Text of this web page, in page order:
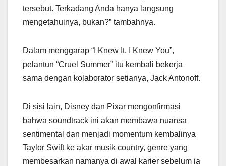
tersebut. Terkadang Anda hanya langsung
mengetahuinya, bukan?” tambahnya.
Dalam menggarap “I Knew It, I Knew You”,
pelantun “Cruel Summer” itu kembali bekerja
sama dengan kolaborator setianya, Jack Antonoff.
Di sisi lain, Disney dan Pixar mengonfirmasi
bahwa soundtrack ini akan membawa nuansa
sentimental dan menjadi momentum kembalinya
Taylor Swift ke akar musik country, genre yang
membesarkan namanya di awal karier sebelum ia